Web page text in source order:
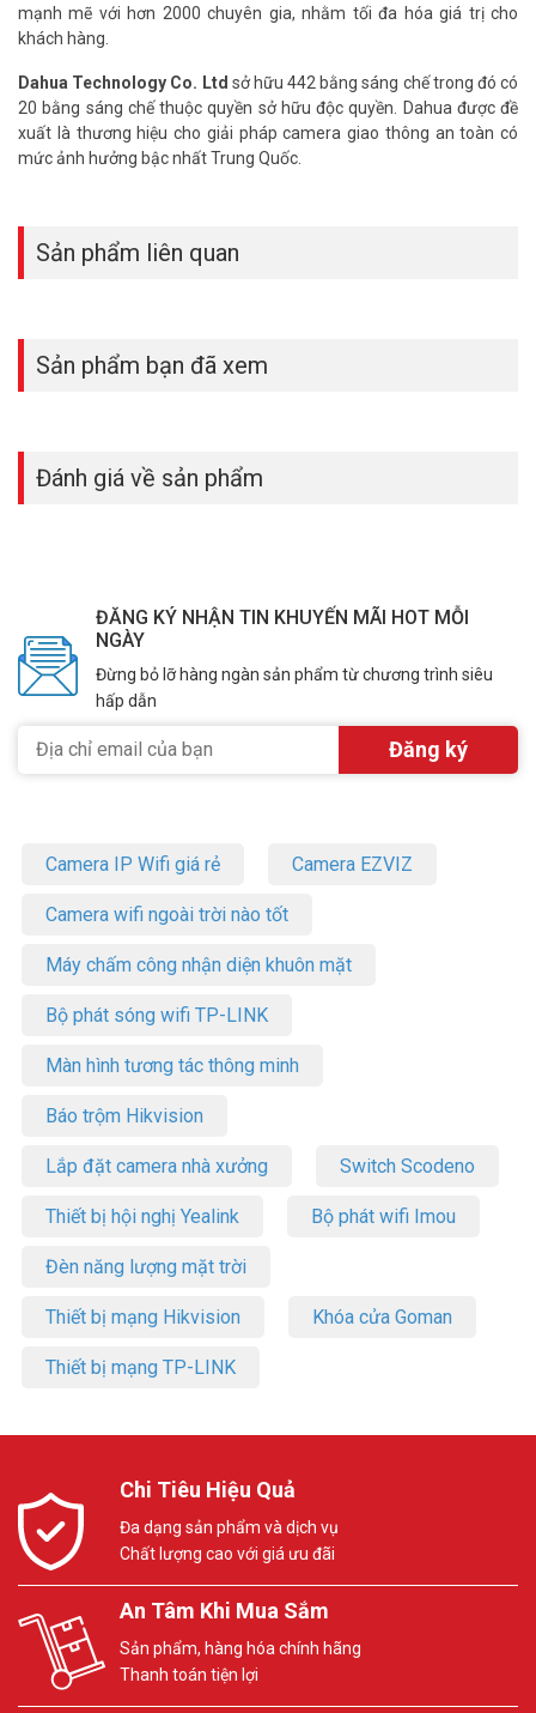
mạnh mẽ với hơn 2000 chuyên gia, nhằm tối đa hóa giá trị cho
khách hàng.
Dahua Technology Co. Ltd sở hữu 442 bằng sáng chế trong đó có
20 bằng sáng chế thuộc quyền sở hữu độc quyền. Dahua được đề
xuất là thương hiệu cho giải pháp camera giao thông an toàn có
mức ảnh hưởng bậc nhất Trung Quốc.
Sản phẩm liên quan
Sản phẩm bạn đã xem
Đánh giá về sản phẩm
ĐĂNG KÝ NHẬN TIN KHUYẾN MÃI HOT MỖI
NGÀY
Đừng bỏ lỡ hàng ngàn sản phẩm từ chương trình siêu
hấp dẫn
Camera IP Wifi giá rẻ Camera EZVIZ
Camera wifi ngoài trời nào tốt
Máy chấm công nhận diện khuôn mặt
Bộ phát sóng wifi TP-LINK
Màn hình tương tác thông minh
Báo trộm Hikvision
Lắp đặt camera nhà xưởng Switch Scodeno
Thiết bị hội nghị Yealink Bộ phát wifi Imou
Đèn năng lượng mặt trời
Thiết bị mạng Hikvision Khóa cửa Goman
Thiết bị mạng TP-LINK
Chi Tiêu Hiệu Quả
Đa dạng sản phẩm và dịch vụ
Chất lượng cao với giá ưu đãi
An Tâm Khi Mua Sắm
Sản phẩm, hàng hóa chính hãng
Thanh toán tiện lợi